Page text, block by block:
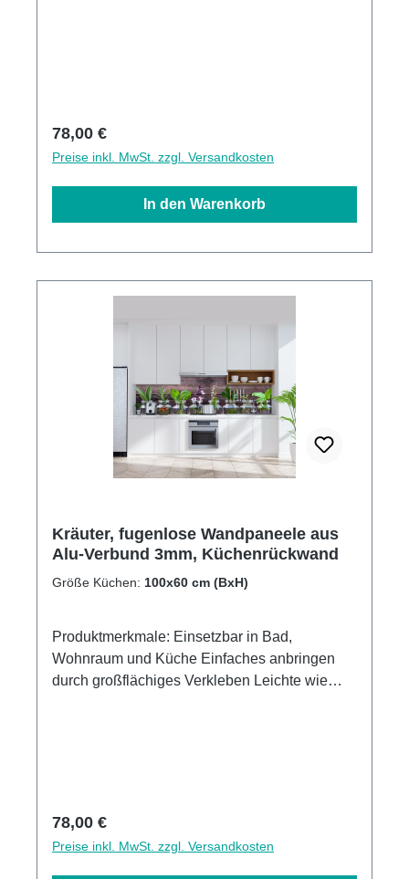
Regulärer Preis:
78,00 €
Preise inkl. MwSt. zzgl. Versandkosten
In den Warenkorb
Kräuter, fugenlose Wandpaneele aus
Alu-Verbund 3mm, Küchenrückwand
Größe Küchen: 100x60 cm (BxH)
Produktmerkmale: Einsetzbar in Bad,
Wohnraum und Küche Einfaches anbringen
durch großflächiges Verkleben Leichte wie
Regulärer Preis:
78,00 €
Preise inkl. MwSt. zzgl. Versandkosten